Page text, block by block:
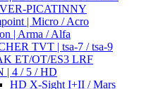
PICATINNY
| Micro / Acro
| Arma / Alfa
TVT | tsa-7 / tsa-9
ET/OT/ES3 LRF
| 4 / 5 / HD
HD X-Sight I+II / Mars